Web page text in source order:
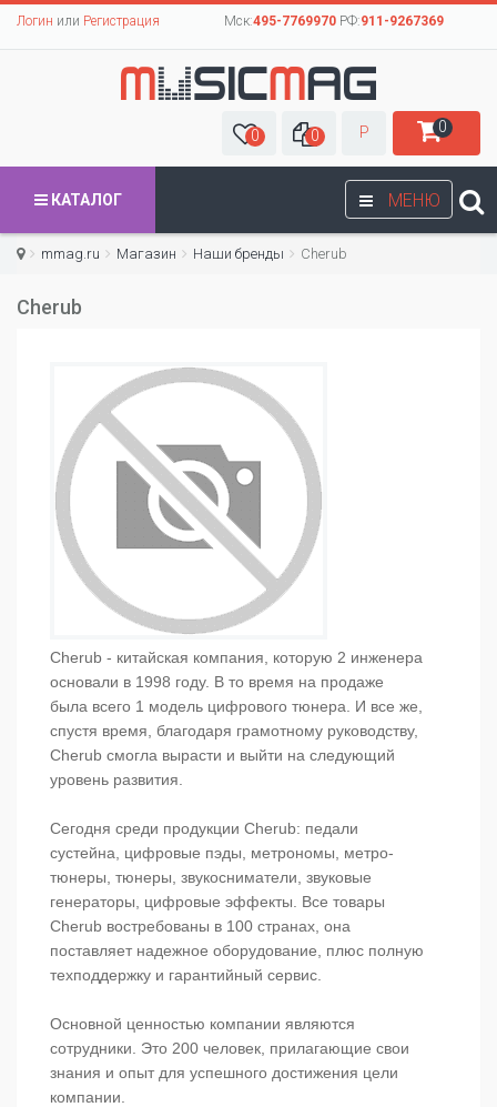
Логин или Регистрация Мск:495-7769970РФ:911-9267369
0 0 Р 0
МЕНЮ
КАТАЛОГ
mmag.ru Магазин Наши бренды Cherub
Cherub
Cherub - китайская компания, которую 2 инженера
основали в 1998 году. В то время на продаже
была всего 1 модель цифрового тюнера. И все же,
спустя время, благодаря грамотному руководству,
Cherub смогла вырасти и выйти на следующий
уровень развития.
Сегодня среди продукции Cherub: педали
сустейна, цифровые пэды, метрономы, метро-
тюнеры, тюнеры, звукосниматели, звуковые
генераторы, цифровые эффекты. Все товары
Cherub востребованы в 100 странах, она
поставляет надежное оборудование, плюс полную
техподдержку и гарантийный сервис.
Основной ценностью компании являются
сотрудники. Это 200 человек, прилагающие свои
знания и опыт для успешного достижения цели
компании.